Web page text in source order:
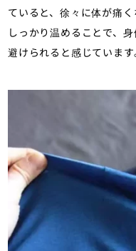
ていると、徐々に体が痛
しっかり温めることで、
避けられると感じています